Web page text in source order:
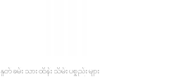
နှုတ်ခမ်းသားထိန်းသိမ်းပစ္စည်းများ